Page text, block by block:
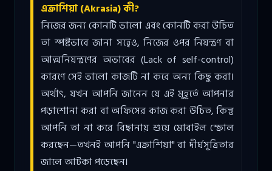
এক্রাশিয়া (Akrasia) কী?
নিজের জন্য কোনটি ভালো এবং কোনটি করা উচিত
তা স্পষ্টভাবে জানা সত্ত্বেও, নিজের ওপর নিয়ন্ত্রণ বা
আত্মনিয়ন্ত্রণের অভাবের (Lack of self-control)
কারণে সেই ভালো কাজটি না করে অন্য কিছু করা।
অর্থাৎ, যখন আপনি জানেন যে এই মুহূর্তে আপনার
পড়াশোনা করা বা অফিসের কাজ করা উচিত, কিন্তু
আপনি তা না করে বিছানায় শুয়ে মোবাইল স্ক্রোল
করছেন—তখনই আপনি "এক্রাশিয়া" বা দীর্ঘসূত্রিতার
জালে আটকা পড়েছেন।